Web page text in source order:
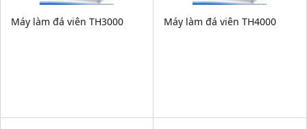
Máy làm đá viên TH3000 Máy làm đá viên TH4000